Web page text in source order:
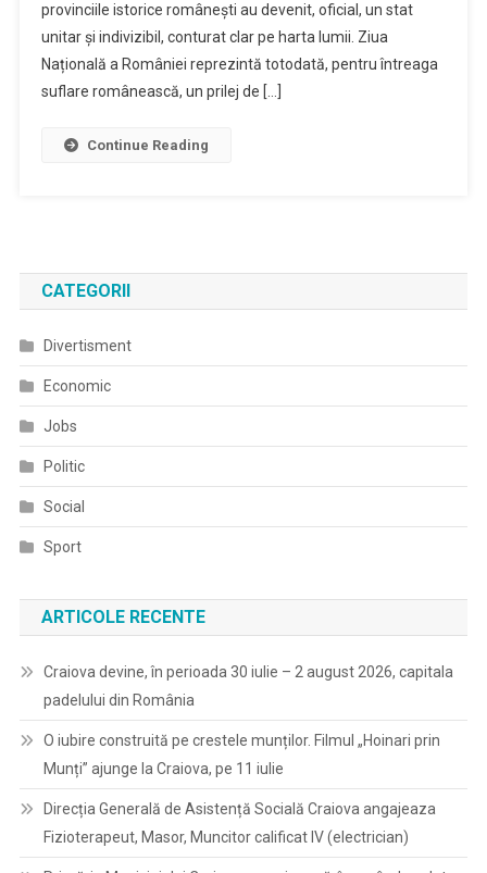
Națională
României
provinciile istorice românești au devenit, oficial, un stat
unitar și indivizibil, conturat clar pe harta lumii. Ziua
Națională a României reprezintă totodată, pentru întreaga
suflare românească, un prilej de […]
Continue Reading
CATEGORII
Divertisment
Economic
Jobs
Politic
Social
Sport
ARTICOLE RECENTE
Craiova devine, în perioada 30 iulie – 2 august 2026, capitala
padelului din România
O iubire construită pe crestele munților. Filmul „Hoinari prin
Munți” ajunge la Craiova, pe 11 iulie
Direcția Generală de Asistență Socială Craiova angajeaza
Fizioterapeut, Masor, Muncitor calificat IV (electrician)